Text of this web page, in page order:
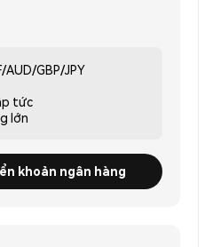
AUD/GBP/JPY
tức
lớn
khoản ngân hàng